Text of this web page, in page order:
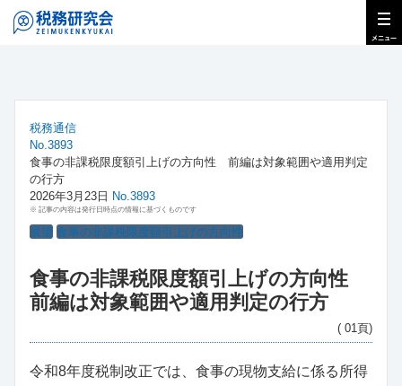
税務通信
No.3893
食事の非課税限度額引上げの方向性 前編は対象範囲や適用判定
の行方
2026年3月23日 No.3893
※ 記事の内容は発行日時点の情報に基づくものです
展望 食事の非課税限度額引上げの方向性
食事の非課税限度額引上げの方向性
前編は対象範囲や適用判定の行方
( 01頁)
令和8年度税制改正では、食事の現物支給に係る所得